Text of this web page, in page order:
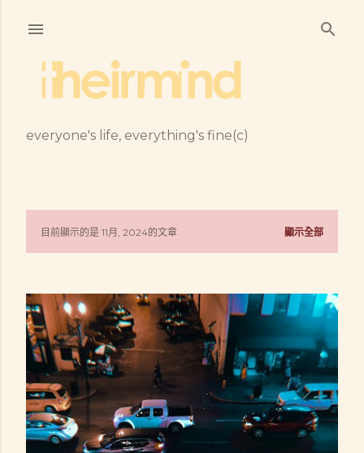
everyone's life, everything's fine(c)
發
表
文
章
目前顯示的是 11月, 2024的文章 顯示全部